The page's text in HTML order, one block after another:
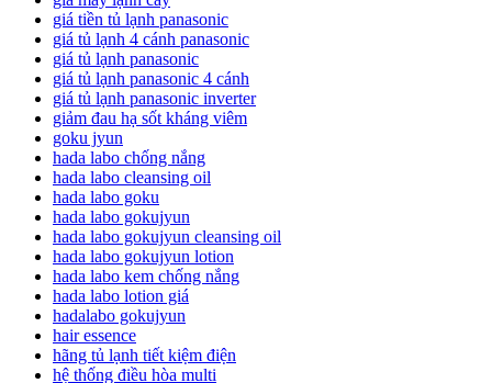
giá tiền tủ lạnh panasonic
giá tủ lạnh 4 cánh panasonic
giá tủ lạnh panasonic
giá tủ lạnh panasonic 4 cánh
giá tủ lạnh panasonic inverter
giảm đau hạ sốt kháng viêm
goku jyun
hada labo chống nắng
hada labo cleansing oil
hada labo goku
hada labo gokujyun
hada labo gokujyun cleansing oil
hada labo gokujyun lotion
hada labo kem chống nắng
hada labo lotion giá
hadalabo gokujyun
hair essence
hãng tủ lạnh tiết kiệm điện
hệ thống điều hòa multi